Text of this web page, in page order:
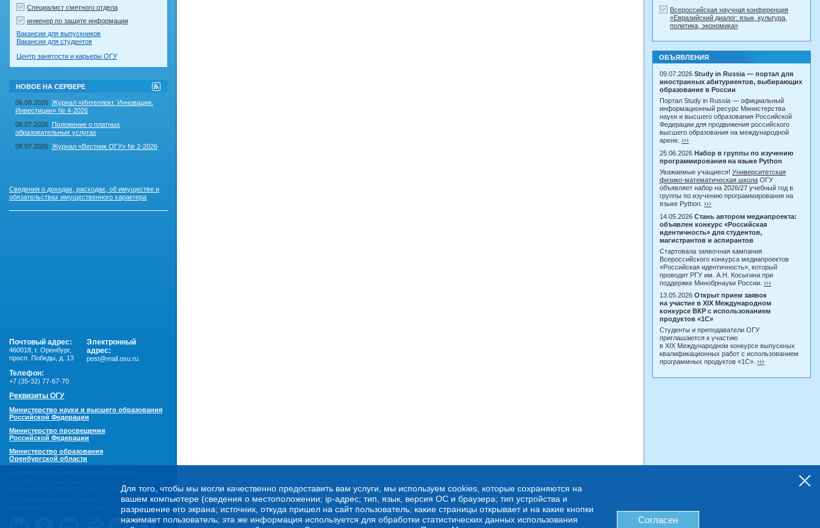
Специалист сметного отдела
инженер по защите информации
Вакансии для выпускников
Вакансии для студентов
Центр занятости и карьеры ОГУ
НОВОЕ НА СЕРВЕРЕ
RSS-
лента
на
06.08.2026 Журнал «Интеллект. Инновации.
Инвестиции» № 4-2026
08.07.2026 Положение о платных
образовательных услугах
08.07.2026 Журнал «Вестник ОГУ» № 2-2026
Для того, чтобы мы могли качественно предоставить вам услуги, мы используем cookies, которые сохраняются на
вашем компьютере (сведения о местоположении; ip-адрес; тип, язык, версия ОС и браузера; тип устройства и
разрешение его экрана; источник, откуда пришел на сайт пользователь; какие страницы открывает и на какие кнопки
нажимает пользователь; эта же информация используется для обработки статистических данных использования
Согласен
Всероссийская научная конференция
«Евразийский диалог: язык, культура,
политика, экономика»
ОБЪЯВЛЕНИЯ
09.07.2026 Study in Russia — портал для
иностранных абитуриентов, выбирающих
образование в России
Портал Study in Russia — официальный
информационный ресурс Министерства
науки и высшего образования Российской
Федерации для продвижения российского
высшего образования на международной
арене. ›››
25.06.2026 Набор в группы по изучению
программирования на языке Python
Уважаемые учащиеся! Университетская
физико-математическая школа ОГУ
объявляет набор на 2026/27 учебный год в
группы по изучению программирования на
языке Python. ›››
14.05.2026 Стань автором медиапроекта:
объявлен конкурс «Российская
идентичность» для студентов,
магистрантов и аспирантов
Стартовала заявочная кампания
Всероссийского конкурса медиапроектов
«Российская идентичность», который
проводит РГУ им. А.Н. Косыгина при
поддержке Минобрнауки России. ›››
13.05.2026 Открыт прием заявок
на участие в XIX Международном
конкурсе ВКР с использованием
продуктов «1С»
Студенты и преподаватели ОГУ
приглашаются к участию
в XIX Международном конкурсе выпускных
квалификационных работ с использованием
программных продуктов «1С». ›››
Сведения о доходах, расходах, об имуществе и
обязательствах имущественного характера
Почтовый адрес:
460018 г. Оренбург,
просп. Победы, д. 13
Электронный
адрес:
post@mail.osu.ru
Телефон:
+7 (35-32) 77-67-70
Реквизиты ОГУ
Министерство науки и высшего образования
Российской Федерации
Министерство просвещения
Российской Федерации
Министерство образования
Оренбургской области
8 800 222-55-71 (доб. 1)
- по психологической помощи студенческой